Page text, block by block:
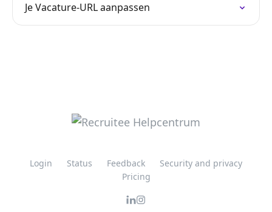
Je Vacature-URL aanpassen
Login Status Feedback
Security and privacy
Pricing